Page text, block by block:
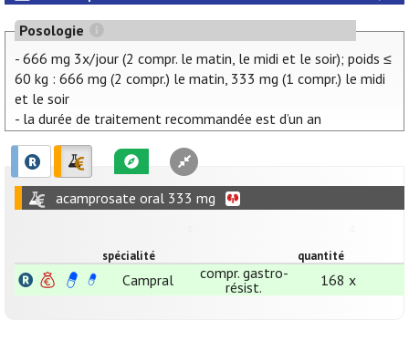
Posologie
- 666 mg 3x/jour (2 compr. le matin, le midi et le soir); poids ≤
60 kg : 666 mg (2 compr.) le matin, 333 mg (1 compr.) le midi
et le soir
- la durée de traitement recommandée est d’un an
acamprosate oral 333 mg
spécialité quantité
Campral
compr. gastro-
résist.
168 x